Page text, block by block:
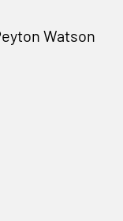
Watson